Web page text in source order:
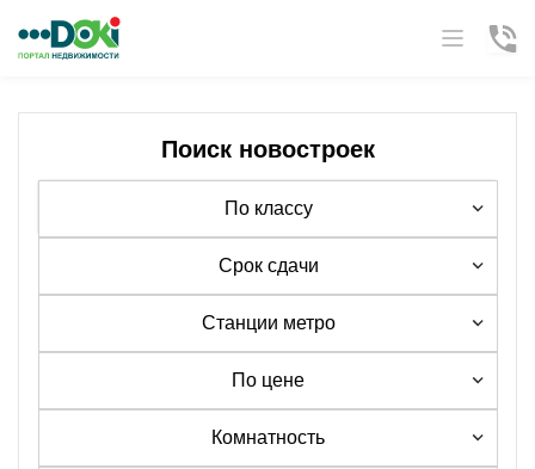
Поиск новостроек
По классу
Срок сдачи
Станции метро
По цене
Комнатность